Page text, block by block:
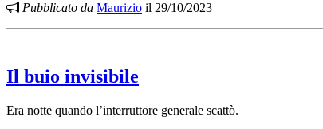
Pubblicato da Maurizio il 29/10/2023
Il buio invisibile
Era notte quando l’interruttore generale scattò.